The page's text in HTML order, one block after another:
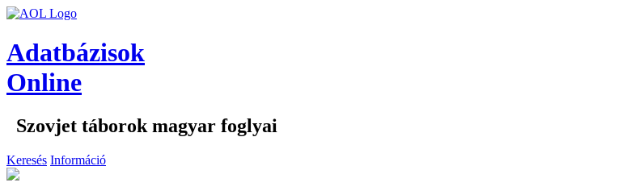
Adatbázisok
Online
Szovjet táborok magyar foglyai
Keresés Információ